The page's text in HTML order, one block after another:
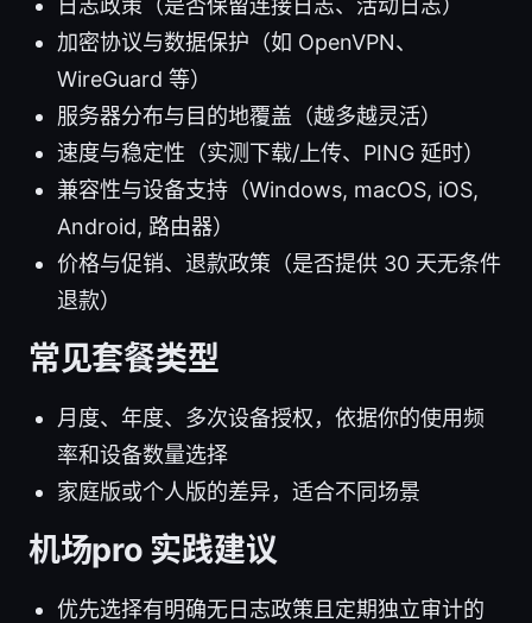
加密协议与数据保护（如 OpenVPN、
WireGuard 等）
服务器分布与目的地覆盖（越多越灵活）
速度与稳定性（实测下载/上传、PING 延时）
兼容性与设备支持（Windows, macOS, iOS,
Android, 路由器）
价格与促销、退款政策（是否提供 30 天无条件
退款）
常见套餐类型
月度、年度、多次设备授权，依据你的使用频
率和设备数量选择
家庭版或个人版的差异，适合不同场景
机场pro 实践建议
优先选择有明确无日志政策且定期独立审计的